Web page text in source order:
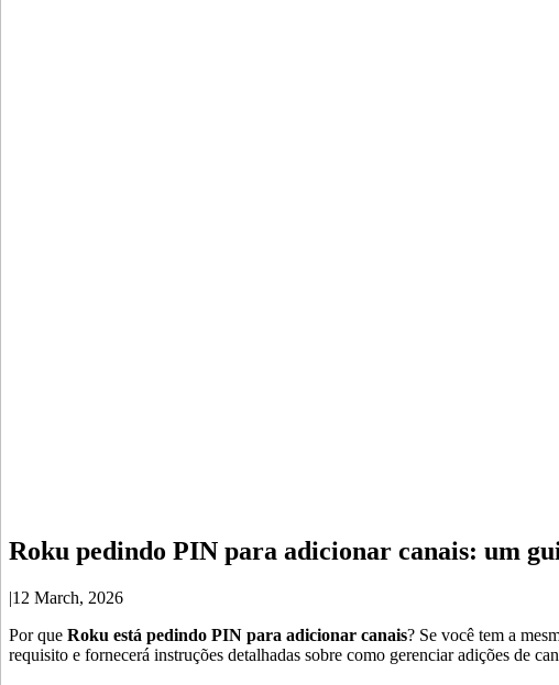
Roku pedindo PIN para adicionar canais: um
|12 March, 2026
Por que Roku está pedindo PIN para adicionar canais? Se você tem a
requisito e fornecerá instruções detalhadas sobre como gerenciar adições de